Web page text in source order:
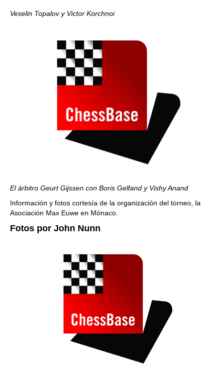
Veselin Topalov y Victor Korchnoi
El árbitro Geurt Gijssen con Boris Gelfand y Vishy Anand
Información y fotos cortesía de la organización del torneo, la
Asociación Max Euwe en Mónaco.
Fotos por John Nunn